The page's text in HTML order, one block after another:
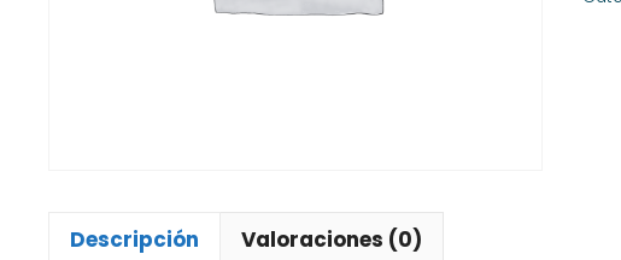
Descripción Valoraciones (0)